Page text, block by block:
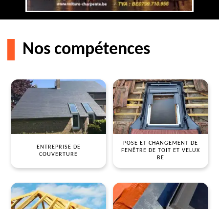
Nos compétences
ENTREPRISE DE
COUVERTURE
POSE ET CHANGEMENT DE
FENÊTRE DE TOIT ET VELUX
BE